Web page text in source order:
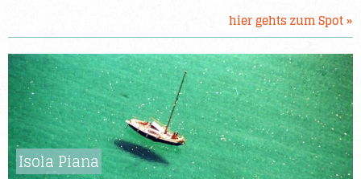
hier gehts zum Spot »
Isola Piana